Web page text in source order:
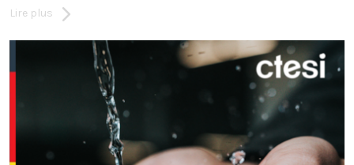
Lire plus